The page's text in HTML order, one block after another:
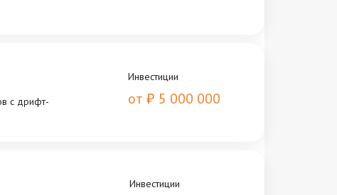
с дрифт-
Инвестиции
от ₽ 5 000 000
Инвестиции